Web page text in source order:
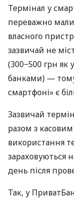
Термінал у
переважно
власного
зазвичай не
(300−500 грн як
банками) —
смартфоні» є
Зазвичай
разом з
використання
зараховуються
день після
Так, у